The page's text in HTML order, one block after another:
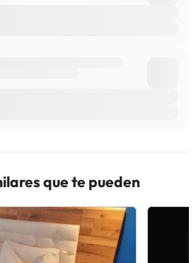
que te pueden